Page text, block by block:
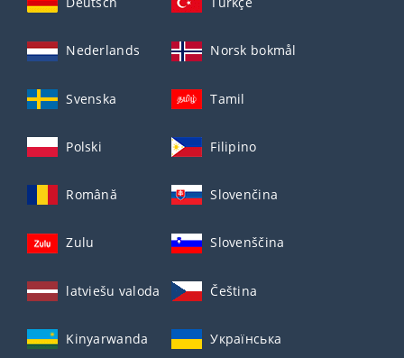
Nederlands Norsk bokmål
Svenska Tamil
Polski Filipino
Română Slovenčina
Zulu Slovenščina
latviešu valoda Čeština
Kinyarwanda Українська